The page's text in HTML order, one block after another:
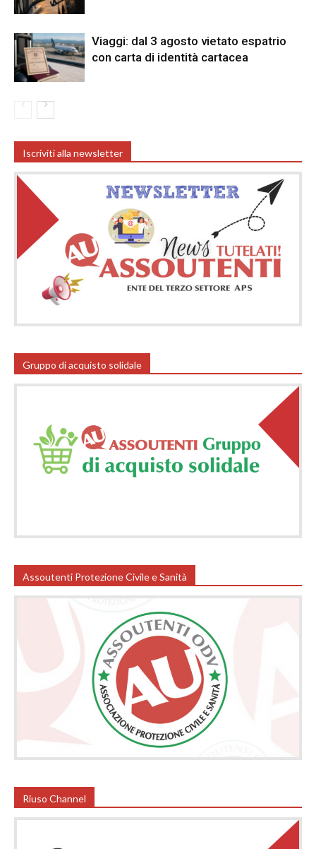
Viaggi: dal 3 agosto vietato espatrio
con carta di identità cartacea
Iscriviti alla newsletter
Gruppo di acquisto solidale
Assoutenti Protezione Civile e Sanità
Riuso Channel